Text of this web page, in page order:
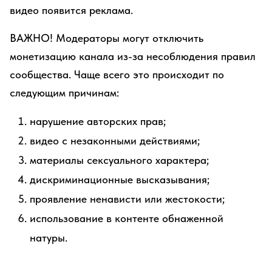
видео появится реклама.
ВАЖНО! Модераторы могут отключить
монетизацию канала из-за несоблюдения правил
сообщества. Чаще всего это происходит по
следующим причинам:
нарушение авторских прав;
видео с незаконными действиями;
материалы сексуального характера;
дискриминационные высказывания;
проявление ненависти или жестокости;
использование в контенте обнаженной
натуры.